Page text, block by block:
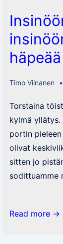
häpeää
Timo Viinanen
Torstaina
kylmä
portin
olivat
sitten jo
sodittuamme
Insinööritason
Read more →